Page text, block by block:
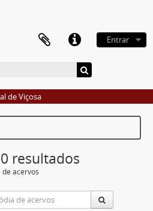
Entrar
de Viçosa
resultados
acervos